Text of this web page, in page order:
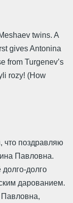
twins. A
gives Antonina
from Turgenev’s
rozy! (How
что поздравляю
Павловна.
долго
дарованием.
Павловна,